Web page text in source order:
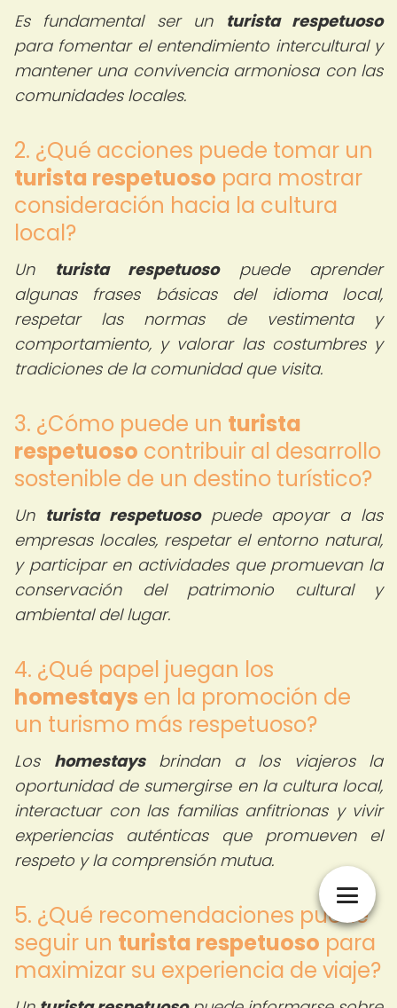
Es fundamental ser un turista respetuoso
para fomentar el entendimiento intercultural y
mantener una convivencia armoniosa con las
comunidades locales.
2. ¿Qué acciones puede tomar un
turista respetuoso para mostrar
consideración hacia la cultura
local?
Un turista respetuosopuede aprender
algunas frases básicas del idioma local,
respetar las normas de vestimenta y
comportamiento, y valorar las costumbres y
tradiciones de la comunidad que visita.
3. ¿Cómo puede un turista
respetuoso contribuir al desarrollo
sostenible de un destino turístico?
Un turista respetuosopuede apoyar a las
empresas locales, respetar el entorno natural,
y participar en actividades que promuevan la
conservación del patrimonio cultural y
ambiental del lugar.
4. ¿Qué papel juegan los
homestays en la promoción de
un turismo más respetuoso?
Los homestaysbrindan a los viajeros la
oportunidad de sumergirse en la cultura local,
interactuar con las familias anfitrionas y vivir
experiencias auténticas que promueven el
respeto y la comprensión mutua.
5. ¿Qué recomendaciones puede
seguir un turista respetuoso para
maximizar su experiencia de viaje?